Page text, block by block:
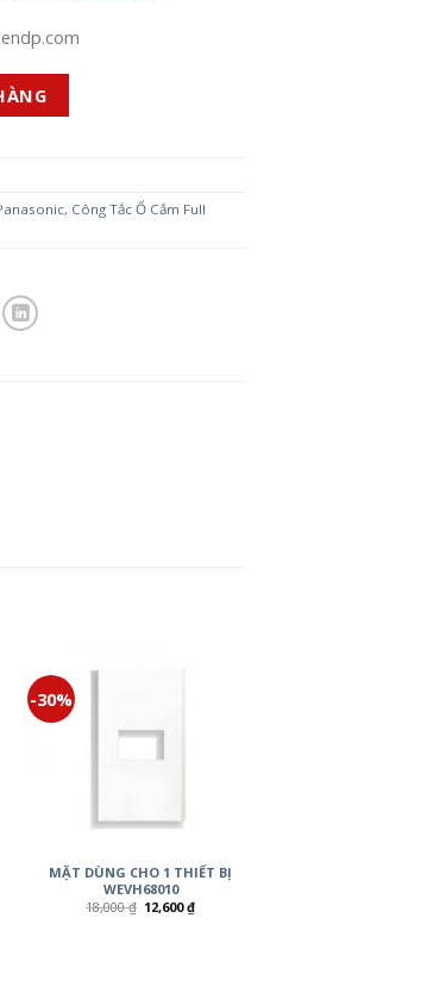
, Công Tắc Ổ Cắm Full
-30%
MẶT DÙNG CHO 1 THIẾT BỊ
WEVH68010
18,000₫ 12,600₫